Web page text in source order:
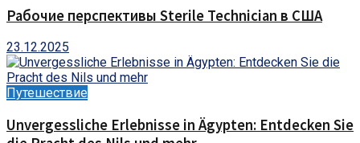
Рабочие перспективы Sterile Technician в США
23.12.2025
Путешествие
Unvergessliche Erlebnisse in Ägypten: Entdecken Sie